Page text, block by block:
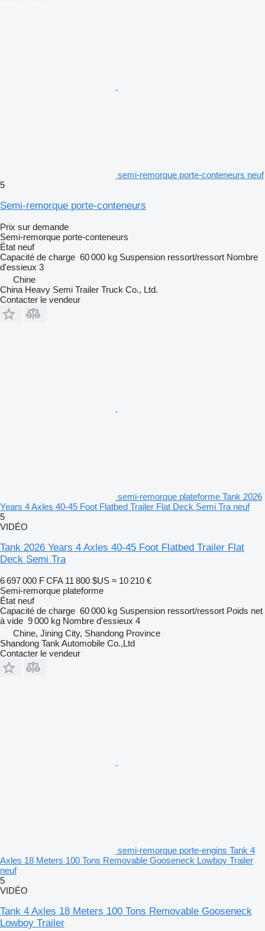
semi-remorque porte-conteneurs neuf
5
Semi-remorque porte-conteneurs
Prix sur demande
Semi-remorque porte-conteneurs
État neuf
Capacité de charge 60 000 kg Suspension ressort/ressort Nombre
d'essieux 3
Chine
China Heavy Semi Trailer Truck Co., Ltd.
Contacter le vendeur
semi-remorque plateforme Tank 2026
Years 4 Axles 40-45 Foot Flatbed Trailer Flat Deck Semi Tra neuf
5
VIDÉO
Tank 2026 Years 4 Axles 40-45 Foot Flatbed Trailer Flat
Deck Semi Tra
6 697 000 F CFA 11 800 $US ≈ 10 210 €
Semi-remorque plateforme
État neuf
Capacité de charge 60 000 kg Suspension ressort/ressort Poids net
à vide 9 000 kg Nombre d'essieux 4
Chine, Jining City, Shandong Province
Shandong Tank Automobile Co.,Ltd
Contacter le vendeur
semi-remorque porte-engins Tank 4
Axles 18 Meters 100 Tons Removable Gooseneck Lowboy Trailer
neuf
5
VIDÉO
Tank 4 Axles 18 Meters 100 Tons Removable Gooseneck
Lowboy Trailer